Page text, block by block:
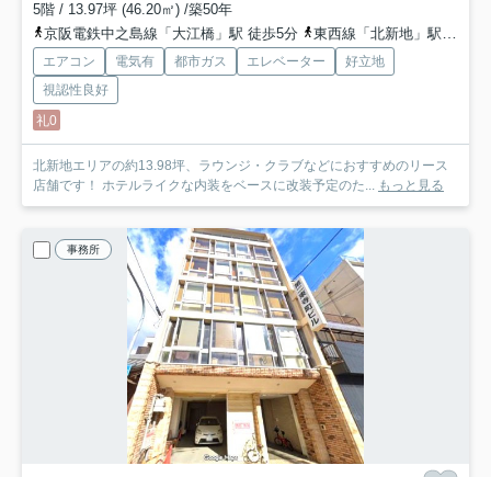
5階 / 13.97坪 (46.20㎡) /築50年
京阪電鉄中之島線「大江橋」駅 徒歩5分
東西線「北新地」駅 徒歩8分
エアコン 電気有 都市ガス エレベーター
好立地
視認性良好
礼0
北新地エリアの約13.98坪、ラウンジ・クラブなどにおすすめのリース
店舗です！ ホテルライクな内装をベースに改装予定のた... もっと見る
事務所